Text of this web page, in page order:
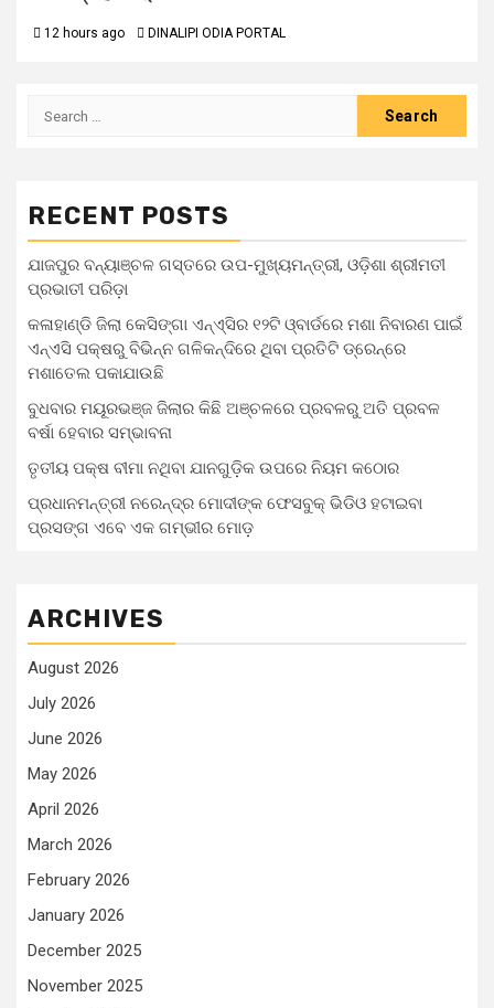
12 hours ago DINALIPI ODIA PORTAL
RECENT POSTS
ଯାଜପୁର ବନ୍ୟାଞ୍ଚଳ ଗସ୍ତରେ ଉପ-ମୁଖ୍ୟମନ୍ତ୍ରୀ, ଓଡ଼ିଶା ଶ୍ରୀମତୀ
ପ୍ରଭାତୀ ପରିଡ଼ା
କଳାହାଣ୍ଡି ଜିଲା କେସିଙ୍ଗା ଏନ୍‌ଏ୍‌ସିର ୧୨ଟି ଓ୍ବାର୍ଡରେ ମଶା ନିବାରଣ ପାଇଁ
ଏନ୍‌ଏସି ପକ୍ଷରୁ ବିଭିନ୍ନ ଗଳିକନ୍ଦିରେ ଥିବା ପ୍ରତିଟି ଡ୍ରେନ୍‌ରେ
ମଶାତେଲ ପକାଯାଉଛି
ବୁଧବାର ମୟୂରଭଞ୍ଜ ଜିଲାର କିଛି ଅଞ୍ଚଳରେ ପ୍ରବଳରୁ ଅତି ପ୍ରବଳ
ବର୍ଷା ହେବାର ସମ୍ଭାବନା
ତୃତୀୟ ପକ୍ଷ ବୀମା ନଥିବା ଯାନଗୁଡ଼ିକ ଉପରେ ନିୟମ କଠୋର
ପ୍ରଧାନମନ୍ତ୍ରୀ ନରେନ୍ଦ୍ର ମୋଦୀଙ୍କ ଫେସବୁକ୍ ଭିଡିଓ ହଟାଇବା
ପ୍ରସଙ୍ଗ ଏବେ ଏକ ଗମ୍ଭୀର ମୋଡ଼
ARCHIVES
August 2026
July 2026
June 2026
May 2026
April 2026
March 2026
February 2026
January 2026
December 2025
November 2025